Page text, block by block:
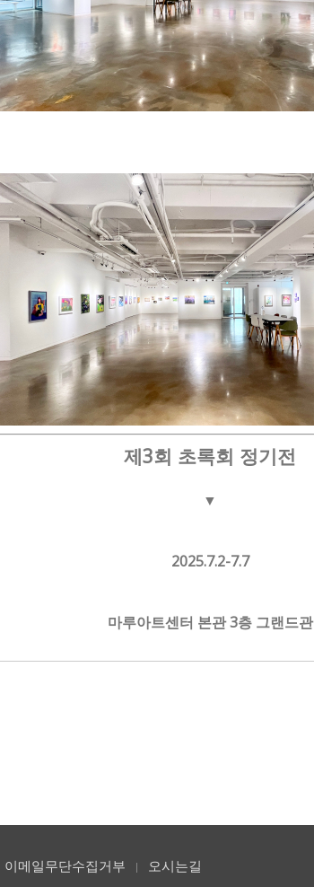
제3회 초록회 정기전
▼
2025.7.2-7.7
마루아트센터 본관 3층 그랜드관
이메일무단수집거부 오시는길